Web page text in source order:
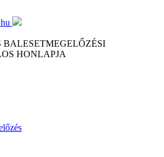
BALESETMEGELŐZÉSI
HONLAPJA